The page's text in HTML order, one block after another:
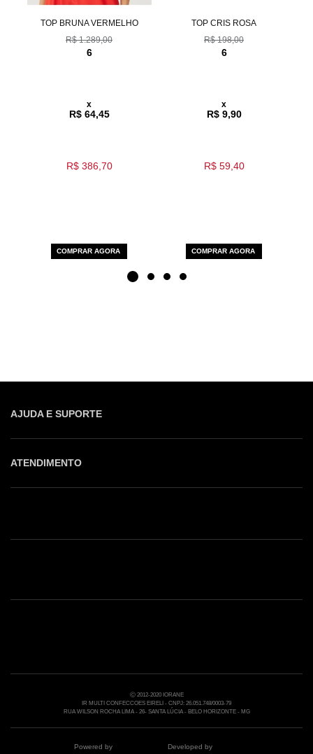
TOP BRUNA VERMELHO
R$ 1.289,00
6
x
R$ 64,45
R$ 386,70
COMPRAR AGORA
TOP CRIS ROSA
R$ 198,00
6
x
R$ 9,90
R$ 59,40
COMPRAR AGORA
AJUDA E SUPORTE
ATENDIMENTO
Nossas Lojas
Ⓒ 2012-2020 IORANE
IR MULTI CONFECCOES EIRELI - CNPJ: 26.051.748/0003-79
RUA WILSON ROCHA LIMA - 26- SANTA LÚCIA - BELO HORIZONTE - MG
Powered by Developed by